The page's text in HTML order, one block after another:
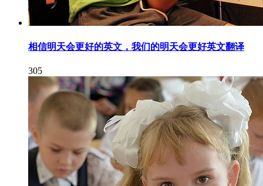
相信明天会更好的英文，我们的明天会更好英文翻译
305